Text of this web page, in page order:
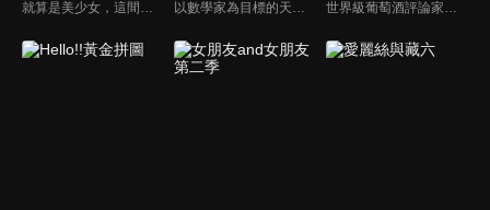
就算是美少女，這間三坪的房間也不能讓給妳們！從高中開始獨自一人生活的窮苦學生里見孝太郎找到了一間三坪大，房租五千元的便宜套房。而這個可樂娜莊106號房已經被人盯上了！因為各式各樣的理由想得到這可樂娜莊106號房，可愛的入侵者們接二連三地出現在才剛搬完家的孝太郎面前... 以數學家為目標的天才少年北田岳，在數學奧林匹克的選拔賽上被現實的殘酷所擊潰。就在此時，他碰上了野心的神祕廚師朝倉海，並以此為契機被帶進料理的世界中。沒想到藉由岳的思考能力，竟能打造出一道道讓人驚嘆的料理，他作為料理人的才能也就此綻放。 世界級葡萄酒評論家・神咲豐多香辭世後，留下市值超過120億日圓的葡萄酒收藏。而他的遺囑上寫著：只要有人能說出他所選出的偉大十二瓶葡萄酒「十二使徒」，以及位居其頂點的夢幻之酒「神之雫」的酒款名稱與生產年份，就將把全部遺產交付給那個人。挑戰這場壯闊對決的，是兩個人——一位是豐多香的親生兒子，明明接受過葡萄酒的菁英教育卻背離父親、甚至從未喝過葡萄酒的神咲雫；另一位則是與豐多香締結養子關係的年輕天才葡萄酒評論家・遠峰一青。葡萄酒是什麼？親子是什麼？人生又是什麼？圍繞著夢幻之酒「神之雫」的、錯綜而醇厚的戰鬥，如今揭開序幕―